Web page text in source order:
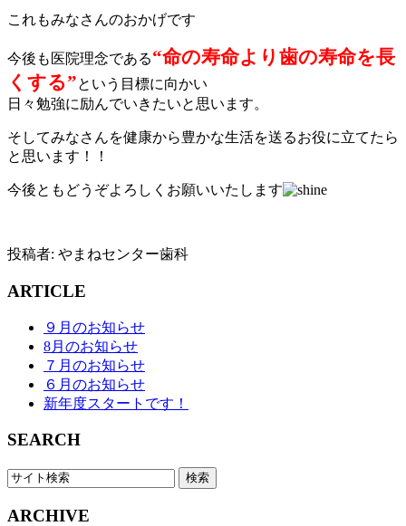
これもみなさんのおかげです
今後も医院理念である“命の寿命より歯の寿命を長
くする”という目標に向かい
日々勉強に励んでいきたいと思います。
そしてみなさんを健康から豊かな生活を送るお役に立てたら
と思います！！
今後ともどうぞよろしくお願いいたします
投稿者: やまねセンター歯科
ARTICLE
９月のお知らせ
8月のお知らせ
７月のお知らせ
６月のお知らせ
新年度スタートです！
SEARCH
ARCHIVE